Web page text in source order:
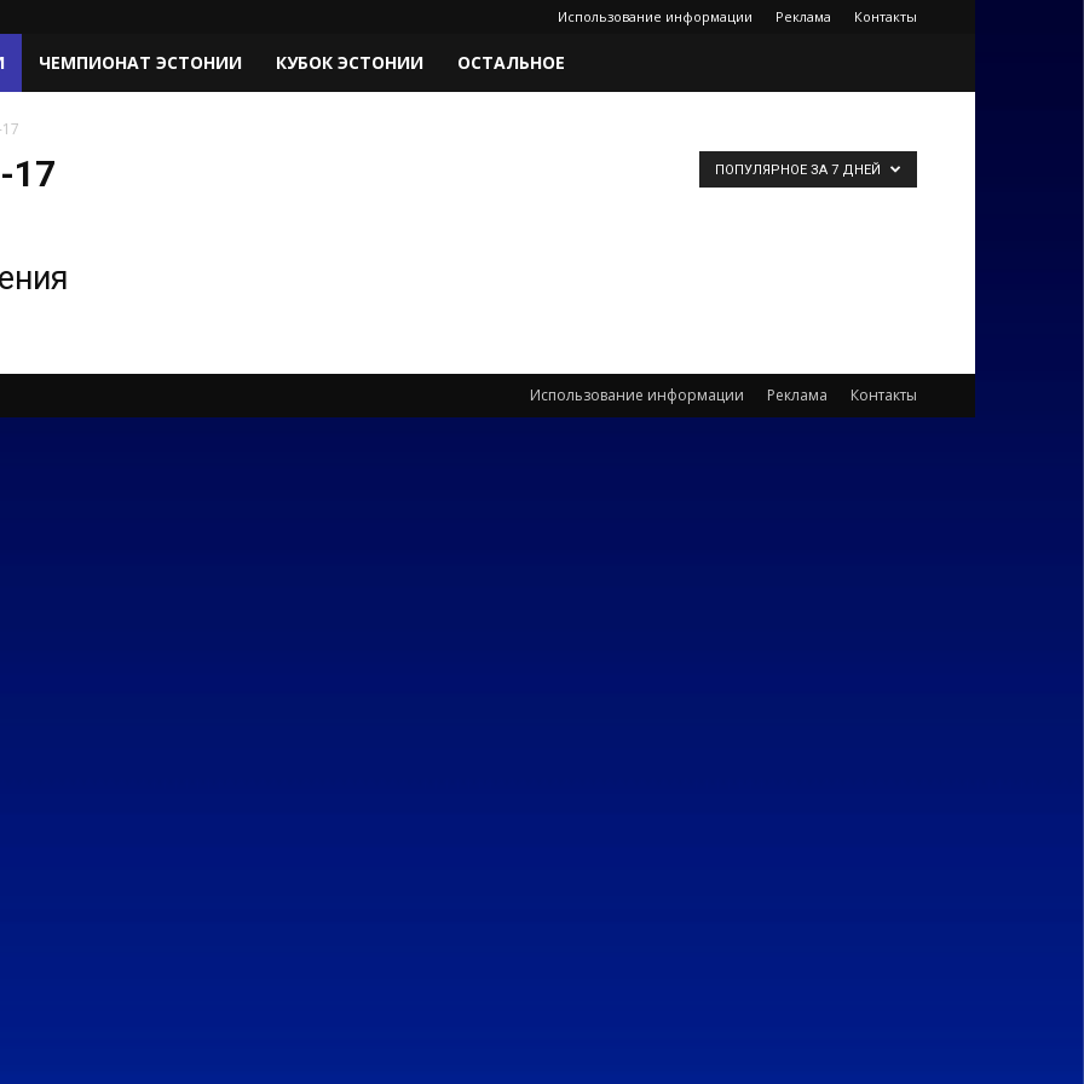
Использование информации Реклама Контакты
ЧЕМПИОНАТ ЭСТОНИИ КУБОК ЭСТОНИИ ОСТАЛЬНОЕ
17 ПОПУЛЯРНОЕ ЗА 7 ДНЕЙ
Использование информации Реклама Контакты